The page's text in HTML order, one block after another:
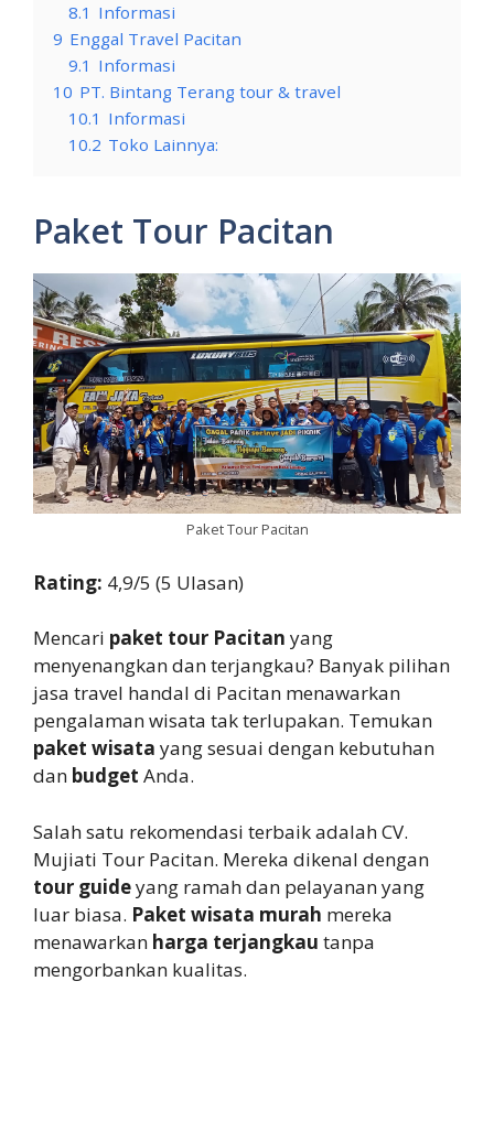
8.1 Informasi
9 Enggal Travel Pacitan
9.1 Informasi
10 PT. Bintang Terang tour & travel
10.1 Informasi
10.2 Toko Lainnya:
Paket Tour Pacitan
Paket Tour Pacitan
Rating: 4,9/5 (5 Ulasan)
Mencari paket tour Pacitan yang
menyenangkan dan terjangkau? Banyak pilihan
jasa travel handal di Pacitan menawarkan
pengalaman wisata tak terlupakan. Temukan
paket wisata yang sesuai dengan kebutuhan
dan budget Anda.
Salah satu rekomendasi terbaik adalah CV.
Mujiati Tour Pacitan. Mereka dikenal dengan
tour guideyang ramah dan pelayanan yang
luar biasa. Paket wisata murah mereka
menawarkan harga terjangkau tanpa
mengorbankan kualitas.